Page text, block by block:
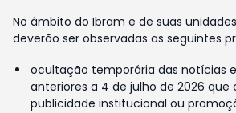
No âmbito do Ibram e de suas
deverão ser observadas as seguintes
ocultação temporária das notícias
anteriores a 4 de julho de 2026 que
publicidade institucional ou